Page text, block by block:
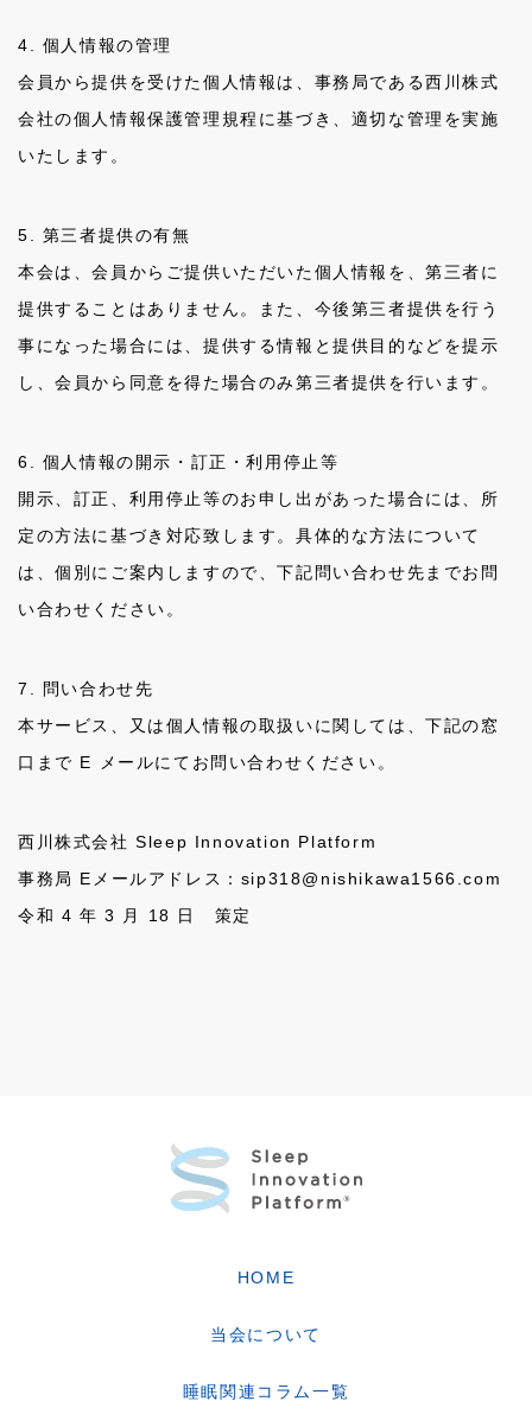
4. 個人情報の管理
会員から提供を受けた個人情報は、事務局である西川株式
会社の個人情報保護管理規程に基づき、適切な管理を実施
いたします。
5. 第三者提供の有無
本会は、会員からご提供いただいた個人情報を、第三者に
提供することはありません。また、今後第三者提供を行う
事になった場合には、提供する情報と提供目的などを提示
し、会員から同意を得た場合のみ第三者提供を行います。
6. 個人情報の開示・訂正・利用停止等
開示、訂正、利用停止等のお申し出があった場合には、所
定の方法に基づき対応致します。具体的な方法について
は、個別にご案内しますので、下記問い合わせ先までお問
い合わせください。
7. 問い合わせ先
本サービス、又は個人情報の取扱いに関しては、下記の窓
口まで E メールにてお問い合わせください。
西川株式会社 Sleep Innovation Platform
事務局 Eメールアドレス：sip318@nishikawa1566.com
令和 4 年 3 月 18 日 策定
HOME
当会について
睡眠関連コラム一覧